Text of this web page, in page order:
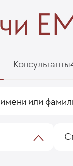
Консультанты